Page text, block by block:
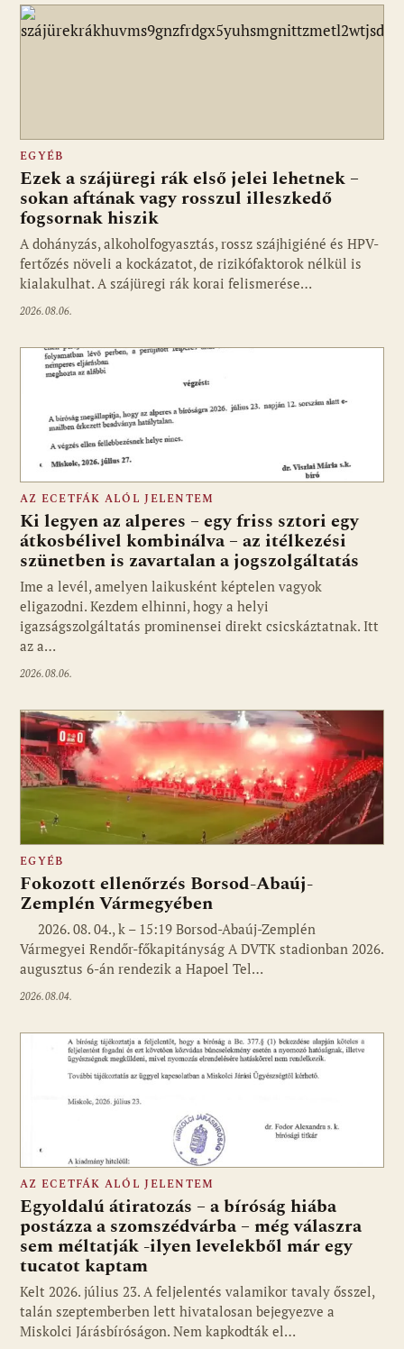
EGYÉB
Ezek a szájüregi rák első jelei lehetnek –
sokan aftának vagy rosszul illeszkedő
fogsornak hiszik
A dohányzás, alkoholfogyasztás, rossz szájhigiéné és HPV-
fertőzés növeli a kockázatot, de rizikófaktorok nélkül is
kialakulhat. A szájüregi rák korai felismerése…
2026.08.06.
AZ ECETFÁK ALÓL JELENTEM
Ki legyen az alperes – egy friss sztori egy
átkosbélivel kombinálva – az itélkezési
szünetben is zavartalan a jogszolgáltatás
Ime a levél, amelyen laikusként képtelen vagyok
eligazodni. Kezdem elhinni, hogy a helyi
igazságszolgáltatás prominensei direkt csicskáztatnak. Itt
az a…
2026.08.06.
EGYÉB
Fokozott ellenőrzés Borsod-Abaúj-
Zemplén Vármegyében
2026. 08. 04., k – 15:19 Borsod-Abaúj-Zemplén
Vármegyei Rendőr-főkapitányság A DVTK stadionban 2026.
augusztus 6-án rendezik a Hapoel Tel…
2026.08.04.
AZ ECETFÁK ALÓL JELENTEM
Egyoldalú átiratozás – a bíróság hiába
postázza a szomszédvárba – még válaszra
sem méltatják -ilyen levelekből már egy
tucatot kaptam
Kelt 2026. július 23. A feljelentés valamikor tavaly ősszel,
talán szeptemberben lett hivatalosan bejegyezve a
Miskolci Járásbíróságon. Nem kapkodták el…